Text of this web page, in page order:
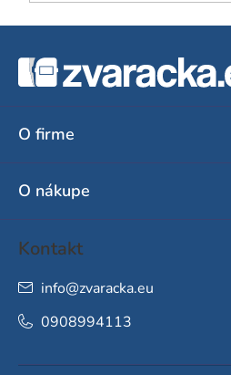
O firme
O nákupe
Kontakt
info@zvaracka.eu
0908994113